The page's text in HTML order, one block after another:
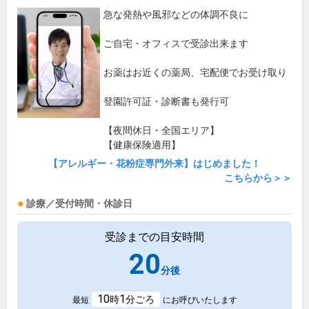
急な発熱や風邪などの体調不良に
ご自宅・オフィスで受診出来ます
お薬はお近くの薬局、宅配便でお受け取り
登園許可証・診断書も発行可
【夜間休日・全国エリア】
【健康保険適用】
【アレルギー・花粉症専門外来】はじめました！
こちらから＞＞
診療／受付時間・休診日
受診までの目安時間
20分後
最短 10時1分ごろ にお呼びいたします